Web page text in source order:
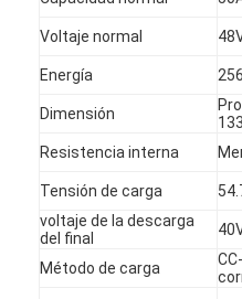
Voltaje normal
Energía
Dimensión
Resistencia interna
Tensión de carga
voltaje de la descarga
del final
Método de carga